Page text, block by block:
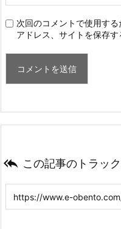
次回のコメントで使用す
アドレス、サイトを保存す
 この記事のトラッ